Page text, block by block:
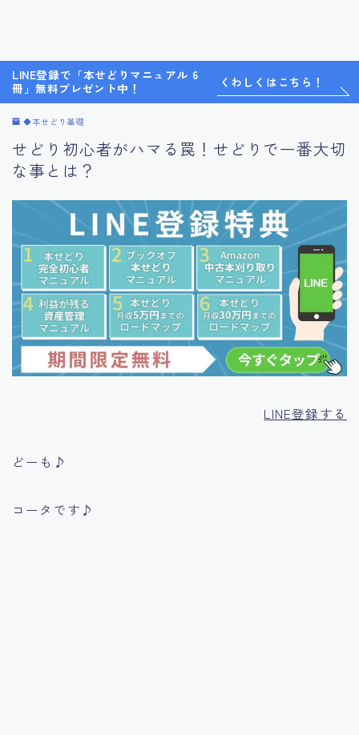
LINE登録で「本せどりマニュアル 6
冊」無料プレゼント中！
くわしくはこちら！
◆本せどり基礎
せどり初心者がハマる罠！せどりで一番大切
な事とは？
LINE登録する
どーも♪
コータです♪